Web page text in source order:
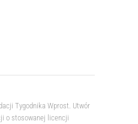
Tygodnika Wprost. Utwór
o stosowanej licencji